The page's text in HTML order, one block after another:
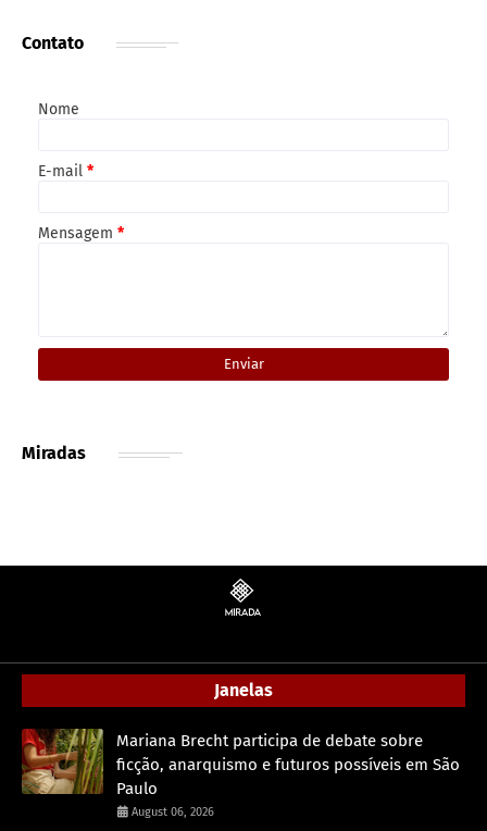
Contato
Nome
E-mail *
Mensagem *
Miradas
Janelas
Mariana Brecht participa de debate sobre
ficção, anarquismo e futuros possíveis em São
Paulo
August 06, 2026